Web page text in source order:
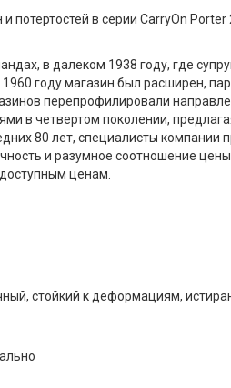
в серии CarryOn
в далеком 1938 году, где
году магазин был расширен,
перепрофилировали
в четвертом поколении,
80 лет, специалисты компании
и разумное соотношение
ценам.
стойкий к деформациям,